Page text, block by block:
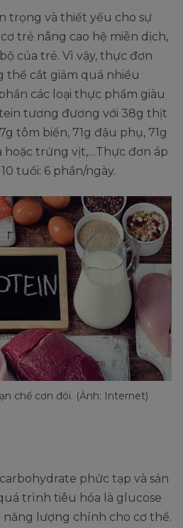
trọng và thiết yếu cho sự
trẻ nâng cao hệ miễn dịch,
của trẻ. Vì vậy, thực đơn
thể cắt giảm quá nhiều
các loại thực phẩm giàu
tương đương với 38g thịt
tôm biển, 71g đậu phụ, 71g
hoặc trứng vịt,…Thực đơn áp
tuổi: 6 phần/ngày.
chế cơn đói. (Ảnh: Internet)
phức tạp và sản
trình tiêu hóa là glucose
lượng chính cho cơ thể.